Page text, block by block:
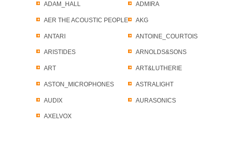
ADAM_HALL ADMIRA
AER THE ACOUSTIC PEOPLE AKG
ANTARI ANTOINE_COURTOIS
ARISTIDES ARNOLDS&SONS
ART ART&LUTHERIE
ASTON_MICROPHONES ASTRALIGHT
AUDIX AURASONICS
AXELVOX